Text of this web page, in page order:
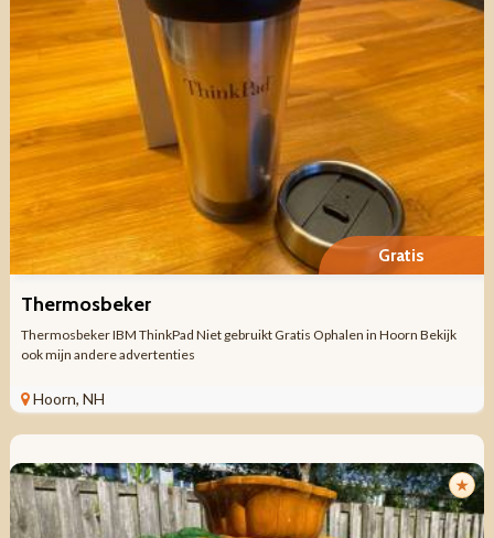
Gratis
Thermosbeker
Thermosbeker IBM ThinkPad Niet gebruikt Gratis Ophalen in Hoorn Bekijk
ook mijn andere advertenties
Hoorn, NH
★